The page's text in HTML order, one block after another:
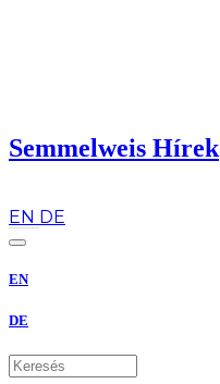
Semmelweis Hírek
EN DE
EN
DE